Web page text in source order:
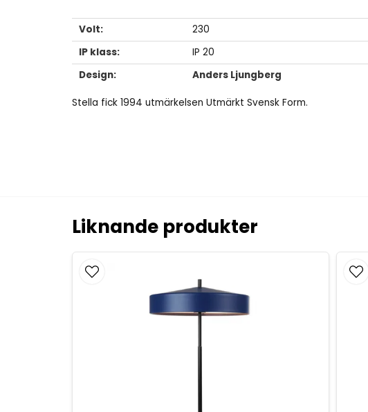
Volt:
230
IP klass:
IP 20
Design:
Anders Ljungberg
Stella fick 1994 utmärkelsen Utmärkt Svensk Form.
Liknande produkter